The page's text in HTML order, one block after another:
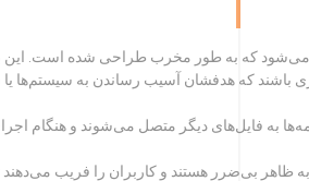
می‌شود که به طور مخرب طراحی شده است. این
باشند که هدفشان آسیب رساندن به سیستم‌ها
به فایل‌های دیگر متصل می‌شوند و هنگام
به ظاهر بی‌ضرر هستند و کاربران را فریب